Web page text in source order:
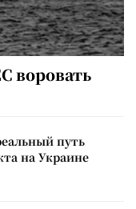
воровать
путь
на Украине